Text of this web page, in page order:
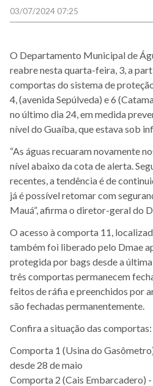
03/07/2024 07:25
O Departamento Municipal de
reabre nesta quarta-feira, 3, a
comportas do sistema de
4, (avenida Sepúlveda) e 6
no último dia 24, em medida
nível do Guaíba, que estava sob
“As águas recuaram novamente
nível abaixo da cota de alerta.
recentes, a tendência é de
já é possível retomar com
Mauá”, afirma o diretor-geral do
O acesso à comporta 11,
também foi liberado pelo Dmae
protegida por bags desde a última
três comportas permanecem
feitos de ráfia e preenchidos por
são fechadas permanentemente.
Confira a situação das comportas:
Comporta 1 (Usina do
desde 28 de maio
Comporta 2 (Cais Embarcadero)